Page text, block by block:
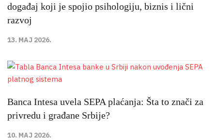
događaj koji je spojio psihologiju, biznis i lični
razvoj
13. MAJ 2026.
Banca Intesa uvela SEPA plaćanja: Šta to znači za
privredu i građane Srbije?
10. MAJ 2026.